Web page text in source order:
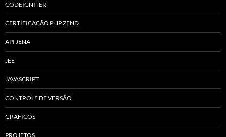
CODEIGNITER
CERTIFICAÇÃO PHP ZEND
API JENA
JEE
JAVASCRIPT
CONTROLE DE VERSÃO
GRAFICOS
PROJETOS